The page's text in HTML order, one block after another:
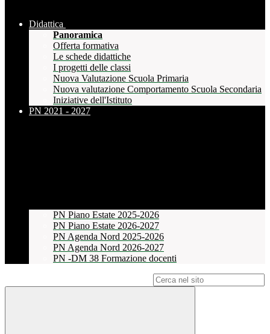
Didattica
Panoramica
Offerta formativa
Le schede didattiche
I progetti delle classi
Nuova Valutazione Scuola Primaria
Nuova valutazione Comportamento Scuola Secondaria
Iniziative dell'Istituto
PN 2021 - 2027
PN Piano Estate 2025-2026
PN Piano Estate 2026-2027
PN Agenda Nord 2025-2026
PN Agenda Nord 2026-2027
PN -DM 38 Formazione docenti